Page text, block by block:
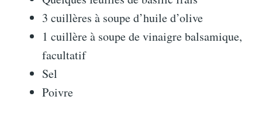
3 cuillères à soupe d’huile d’olive
1 cuillère à soupe de vinaigre balsamique,
facultatif
Sel
Poivre